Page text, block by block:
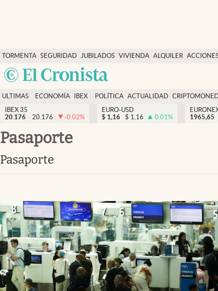
TORMENTA SEGURIDAD
SOCIAL
JUBILADOS VIVIENDA ALQUILER
USA
Economía y finanzas
Política
Actualidad
Criptomonedas
España
ULTIMAS
NOTICIAS
ECONOMÍA
FINANZAS
IBEX
EURO
POLÍTICA ACTUALIDAD
IBEX 35
20.176
20.176 -0.02%
EURO-USD
$ 1,16 $ 1,16 0.01%
1965,65
pasaporte
pasaporte